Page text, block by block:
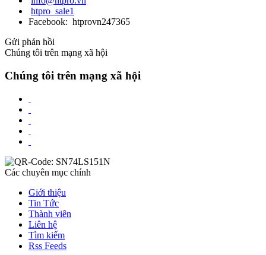
htpro_sale1
Facebook: htprovn247365
Gửi phản hồi
Chúng tôi trên mạng xã hội
Chúng tôi trên mạng xã hội
Các chuyên mục chính
Giới thiệu
Tin Tức
Thành viên
Liên hệ
Tìm kiếm
Rss Feeds